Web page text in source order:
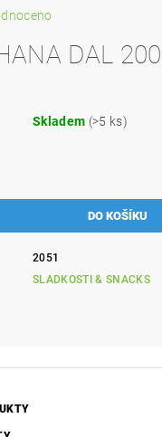
DAL
Skladem (>5 ks)
2051
SLADKOSTI & SNACKS